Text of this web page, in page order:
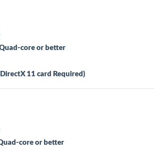
core or better
11 card Required)
core or better